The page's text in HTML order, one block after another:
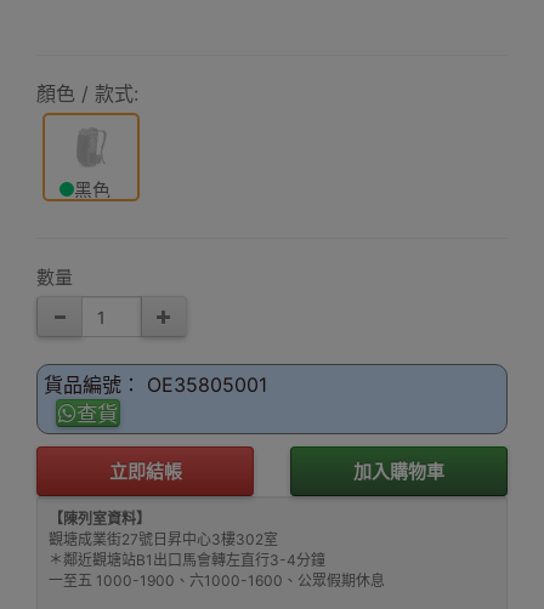
顏色 / 款式:
黑色
數量
貨品編號： OE35805001
查貨
立即結帳 加入購物車
【陳列室資料】
觀塘成業街27號日昇中心3樓302室
＊鄰近觀塘站B1出口馬會轉左直行3-4分鐘
一至五 1000-1900、六1000-1600、公眾假期休息